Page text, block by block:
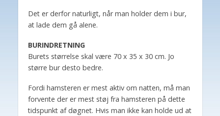
Det er derfor naturligt, når man holder dem i bur,
at lade dem gå alene.
BURINDRETNING
Burets størrelse skal være 70 x 35 x 30 cm. Jo
større bur desto bedre.
Fordi hamsteren er mest aktiv om natten, må man
forvente der er mest støj fra hamsteren på dette
tidspunkt af døgnet. Hvis man ikke kan holde ud at